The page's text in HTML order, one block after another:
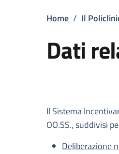
Briciole
Home / Il
Dati
Il Sistema
OO.SS., suddivisi
Deliberazione